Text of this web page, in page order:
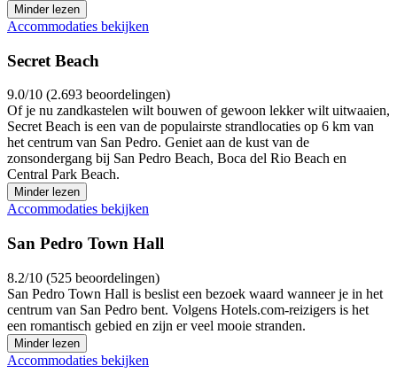
Minder lezen
Accommodaties bekijken
Secret Beach
9.0/10 (2.693 beoordelingen)
Of je nu zandkastelen wilt bouwen of gewoon lekker wilt uitwaaien,
Secret Beach is een van de populairste strandlocaties op 6 km van
het centrum van San Pedro. Geniet aan de kust van de
zonsondergang bij San Pedro Beach, Boca del Rio Beach en
Central Park Beach.
Minder lezen
Accommodaties bekijken
San Pedro Town Hall
8.2/10 (525 beoordelingen)
San Pedro Town Hall is beslist een bezoek waard wanneer je in het
centrum van San Pedro bent. Volgens Hotels.com-reizigers is het
een romantisch gebied en zijn er veel mooie stranden.
Minder lezen
Accommodaties bekijken